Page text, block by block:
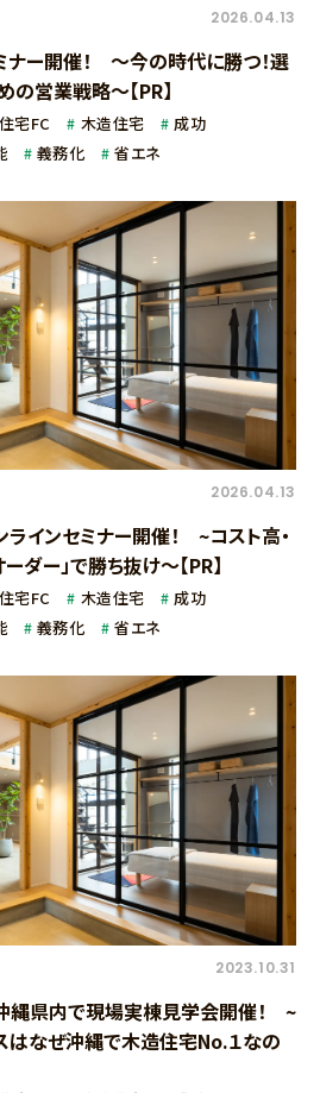
2026.04.13
ー開催！ ～今の時代に勝つ！選
営業戦略～【PR】
住宅FC 木造住宅
成功
義務化 省エネ
2026.04.13
インセミナー開催！ ~コスト高・
ダー」で勝ち抜け～【PR】
住宅FC 木造住宅
成功
義務化 省エネ
2023.10.31
縄県内で現場実棟見学会開催！ ~
はなぜ沖縄で木造住宅No.１なの